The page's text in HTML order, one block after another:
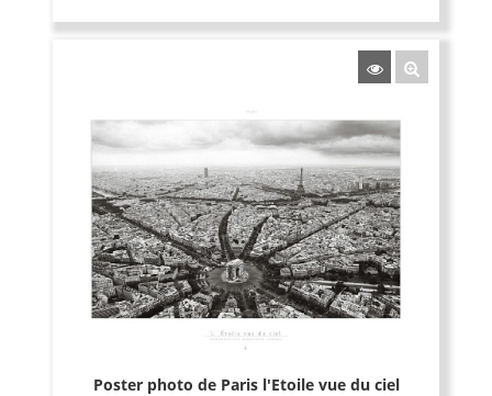
Poster photo de Paris l'Etoile vue du ciel